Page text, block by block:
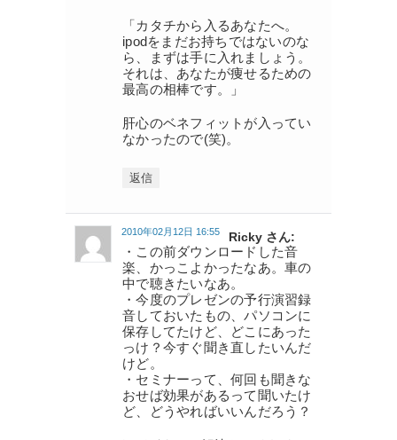
「カタチから入るあなたへ。
ipodをまだお持ちではないのな
ら、まずは手に入れましょう。
それは、あなたが痩せるための
最高の相棒です。」
肝心のベネフィットが入ってい
なかったので(笑)。
返信
Ricky さん:
2010年02月12日 16:55
・この前ダウンロードした音
楽、かっこよかったなあ。車の
中で聴きたいなあ。
・今度のプレゼンの予行演習録
音しておいたもの、パソコンに
保存してたけど、どこにあった
っけ？今すぐ聞き直したいんだ
けど。
・セミナーって、何回も聞きな
おせば効果があるって聞いたけ
ど、どうやればいいんだろう？